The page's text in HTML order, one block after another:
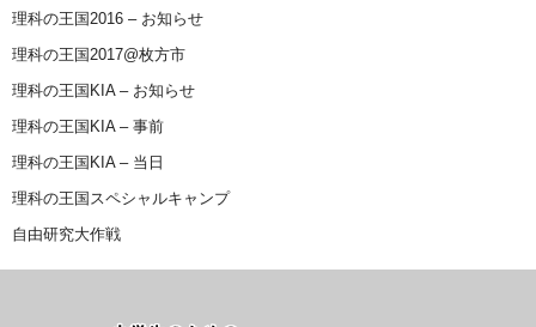
理科の王国2016 – お知らせ
理科の王国2017@枚方市
理科の王国KIA – お知らせ
理科の王国KIA – 事前
理科の王国KIA – 当日
理科の王国スペシャルキャンプ
自由研究大作戦